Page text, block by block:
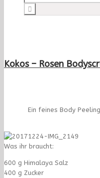
Kokos – Rosen
Ein feines Body
Was ihr braucht:
600 g Himalaya Salz
400 g Zucker